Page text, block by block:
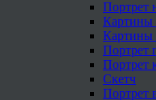
Портрет
Картины
Картины
Портрет
Портрет
Скетч
Портрет